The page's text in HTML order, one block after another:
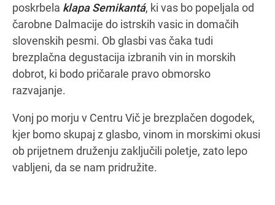
poskrbela klapa Semikantá, ki vas bo popeljala od
čarobne Dalmacije do istrskih vasic in domačih
slovenskih pesmi. Ob glasbi vas čaka tudi
brezplačna degustacija izbranih vin in morskih
dobrot, ki bodo pričarale pravo obmorsko
razvajanje.
Vonj po morju v Centru Vič je brezplačen dogodek,
kjer bomo skupaj z glasbo, vinom in morskimi okusi
ob prijetnem druženju zaključili poletje, zato lepo
vabljeni, da se nam pridružite.